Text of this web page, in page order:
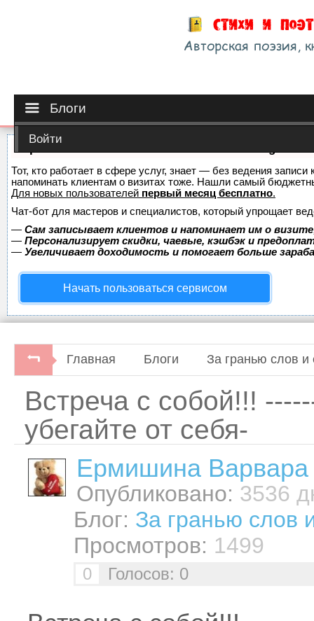
Блоги
Войти
Тот, кто работает в сфере услуг, знает — без ведения
напоминать клиентам о визитах тоже. Нашли самый
Для новых пользователей первый месяц бесплатно.
Чат-бот для мастеров и специалистов, который упрощает
— Сам записывает клиентов и напоминает им о
— Персонализирует скидки, чаевые, кэшбэк и
— Увеличивает доходимость и помогает больше
Начать пользоваться сервисом
Главная Блоги За гранью слов и
Встреча с собой!!!
убегайте от себя-
Ермишина Варвара
Опубликовано: 3536
Блог: За гранью слов
Просмотров: 1499
0 Голосов: 0